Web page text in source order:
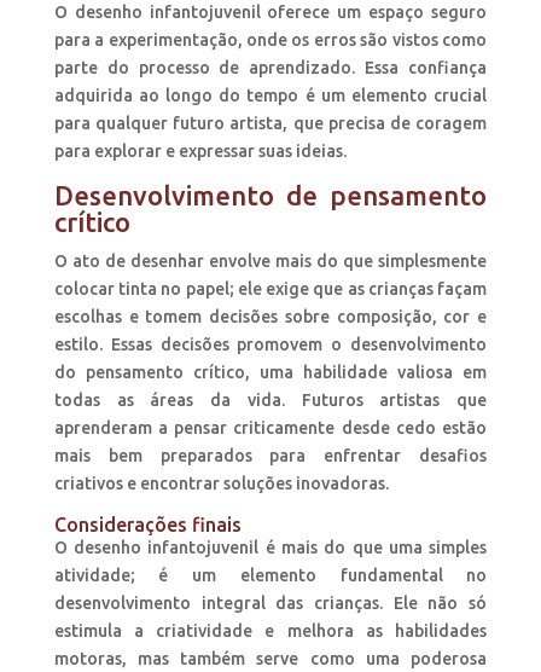
O desenho infantojuvenil oferece um espaço seguro
para a experimentação, onde os erros são vistos como
parte do processo de aprendizado. Essa confiança
adquirida ao longo do tempo é um elemento crucial
para qualquer futuro artista, que precisa de coragem
para explorar e expressar suas ideias.
Desenvolvimento de pensamento
crítico
O ato de desenhar envolve mais do que simplesmente
colocar tinta no papel; ele exige que as crianças façam
escolhas e tomem decisões sobre composição, cor e
estilo. Essas decisões promovem o desenvolvimento
do pensamento crítico, uma habilidade valiosa em
todas as áreas da vida. Futuros artistas que
aprenderam a pensar criticamente desde cedo estão
mais bem preparados para enfrentar desafios
criativos e encontrar soluções inovadoras.
Considerações finais
O desenho infantojuvenil é mais do que uma simples
atividade; é um elemento fundamental no
desenvolvimento integral das crianças. Ele não só
estimula a criatividade e melhora as habilidades
motoras, mas também serve como uma poderosa